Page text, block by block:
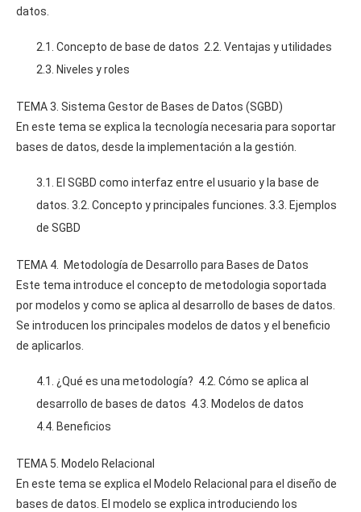
datos.
2.1. Concepto de base de datos 2.2. Ventajas y utilidades
2.3. Niveles y roles
TEMA 3. Sistema Gestor de Bases de Datos (SGBD)
En este tema se explica la tecnología necesaria para soportar
bases de datos, desde la implementación a la gestión.
3.1. El SGBD como interfaz entre el usuario y la base de
datos. 3.2. Concepto y principales funciones. 3.3. Ejemplos
de SGBD
TEMA 4. Metodología de Desarrollo para Bases de Datos
Este tema introduce el concepto de metodologia soportada
por modelos y como se aplica al desarrollo de bases de datos.
Se introducen los principales modelos de datos y el beneficio
de aplicarlos.
4.1. ¿Qué es una metodología? 4.2. Cómo se aplica al
desarrollo de bases de datos 4.3. Modelos de datos
4.4. Beneficios
TEMA 5. Modelo Relacional
En este tema se explica el Modelo Relacional para el diseño de
bases de datos. El modelo se explica introduciendo los